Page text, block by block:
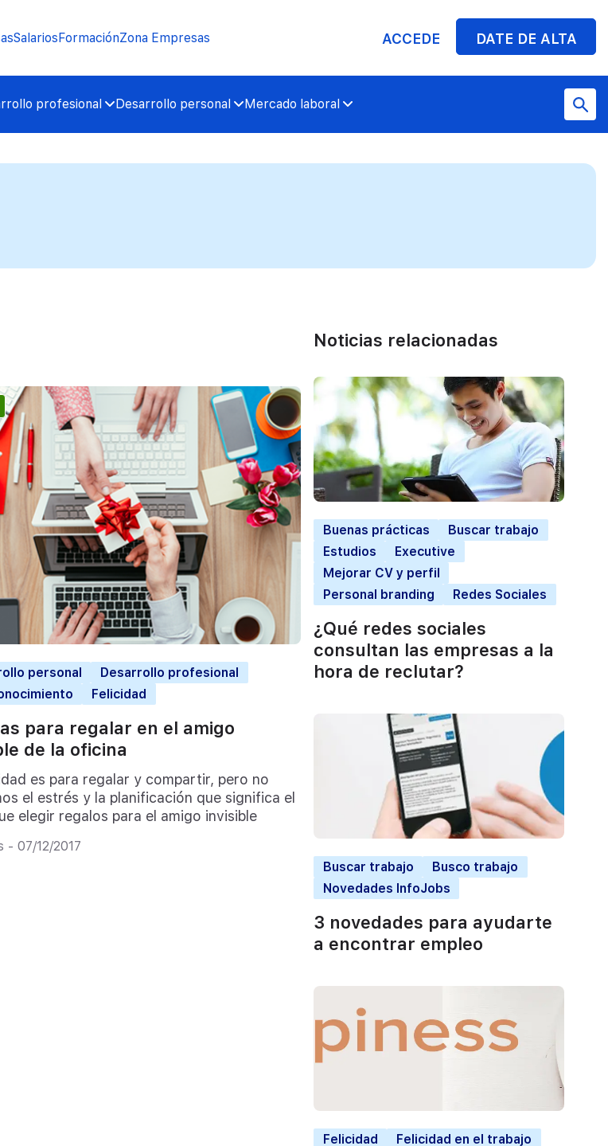
SalariosFormaciónZona Empresas ACCEDE DATE DE ALTA
profesional Desarrollo personal Mercado laboral
personal
Desarrollo profesional
Felicidad
para regalar en el amigo
de la oficina
es para regalar y compartir, pero no
el estrés y la planificación que significa el
elegir regalos para el amigo invisible
- 07/12/2017
Noticias relacionadas
Buenas prácticas
Buscar trabajo
Estudios
Executive
Mejorar CV y perfil
Personal branding
Redes Sociales
¿Qué redes sociales
consultan las empresas a la
hora de reclutar?
Buscar trabajo
Busco trabajo
Novedades InfoJobs
3 novedades para ayudarte
a encontrar empleo
Felicidad
Felicidad en el trabajo